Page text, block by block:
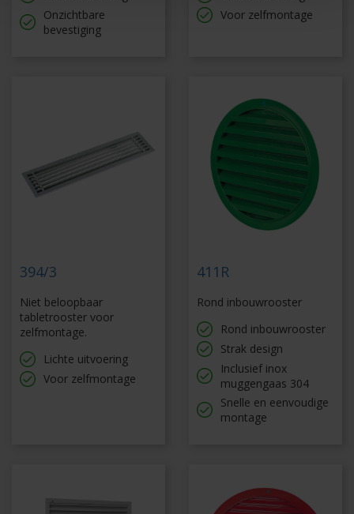
Onzichtbare
bevestiging
Voor zelfmontage
394/3
Niet beloopbaar
tabletrooster voor
zelfmontage.
Lichte uitvoering
Voor zelfmontage
411R
Rond inbouwrooster
Rond inbouwrooster
Strak design
Inclusief inox
muggengaas 304
Snelle en eenvoudige
montage